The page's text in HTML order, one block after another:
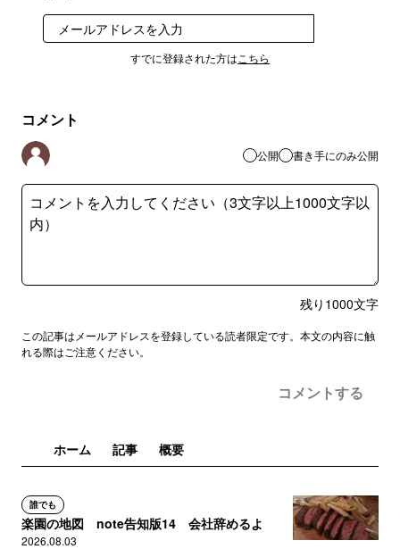
すでに登録された方は こちら
コメント
公開 書き手にのみ公開
残り 1000文字
この記事はメールアドレスを登録している読者限定です。本文の内容に触
れる際はご注意ください。
コメントする
ホーム 記事 概要
誰でも
楽園の地図 note告知版14 会社辞めるよ
2026.08.03